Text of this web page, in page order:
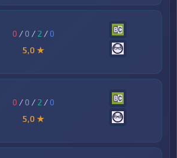
0 / 0 / 2 /0
5,0 ★
0 / 0 / 2 /0
5,0 ★